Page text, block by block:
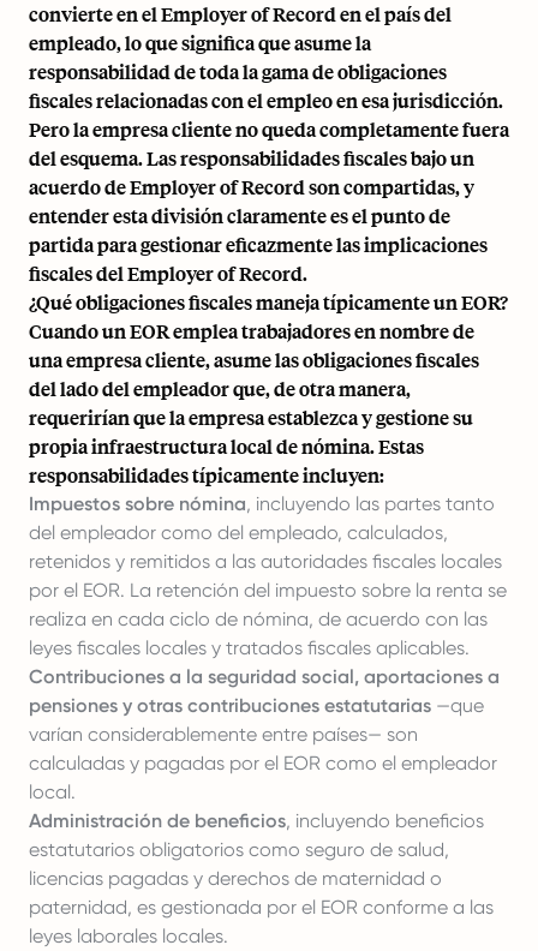
convierte en el Employer of Record en el país del
empleado, lo que significa que asume la
responsabilidad de toda la gama de obligaciones
fiscales relacionadas con el empleo en esa jurisdicción.
Pero la empresa cliente no queda completamente fuera
del esquema. Las responsabilidades fiscales bajo un
acuerdo de Employer of Record son compartidas, y
entender esta división claramente es el punto de
partida para gestionar eficazmente las implicaciones
fiscales del Employer of Record.
¿Qué obligaciones fiscales maneja típicamente un EOR?
Cuando un EOR emplea trabajadores en nombre de
una empresa cliente, asume las obligaciones fiscales
del lado del empleador que, de otra manera,
requerirían que la empresa establezca y gestione su
propia infraestructura local de nómina. Estas
responsabilidades típicamente incluyen:
Impuestos sobre nómina, incluyendo las partes tanto
del empleador como del empleado, calculados,
retenidos y remitidos a las autoridades fiscales locales
por el EOR. La retención del impuesto sobre la renta se
realiza en cada ciclo de nómina, de acuerdo con las
leyes fiscales locales y tratados fiscales aplicables.
Contribuciones a la seguridad social, aportaciones a
pensiones y otras contribuciones estatutarias —que
varían considerablemente entre países— son
calculadas y pagadas por el EOR como el empleador
local.
Administración de beneficios, incluyendo beneficios
estatutarios obligatorios como seguro de salud,
licencias pagadas y derechos de maternidad o
paternidad, es gestionada por el EOR conforme a las
leyes laborales locales.